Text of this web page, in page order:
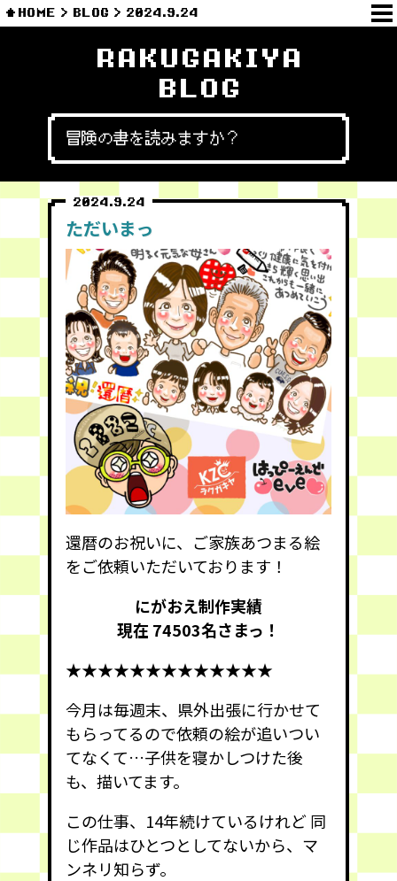
HOME BLOG 2024.9.24
RAKUGAKIYA
BLOG
冒険の書を読みますか？
2024.9.24
ただいまっ
還暦のお祝いに、ご家族あつまる絵
をご依頼いただいております！
にがおえ制作実績
現在 74503名さまっ！
★★★★★★★★★★★★★
今月は毎週末、県外出張に行かせて
もらってるので依頼の絵が追いつい
てなくて…子供を寝かしつけた後
も、描いてます。
この仕事、14年続けているけれど 同
じ作品はひとつとしてないから、マ
ンネリ知らず。